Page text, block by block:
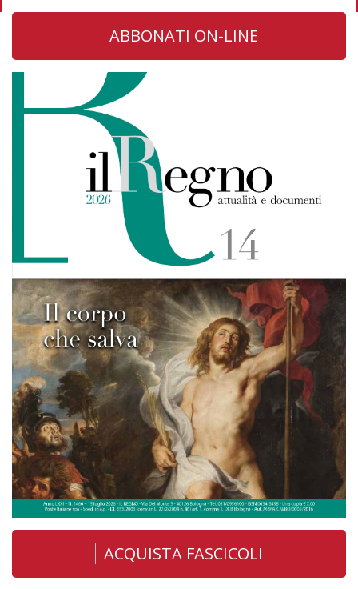
ABBONATI ON-LINE
ACQUISTA FASCICOLI